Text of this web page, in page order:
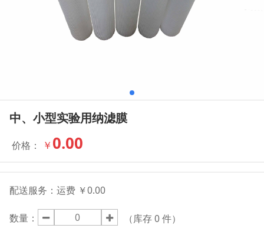
中、小型实验用纳滤膜
价格： ￥ 0.00
配送服务： 运费 ￥0.00
数量： （库存0件）